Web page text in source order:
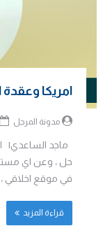
امريكا
مدونة المرجل
ماجد الساعدي|
حل ، وعن اي
في موقع اخلاقي ،
قراءة المزيد